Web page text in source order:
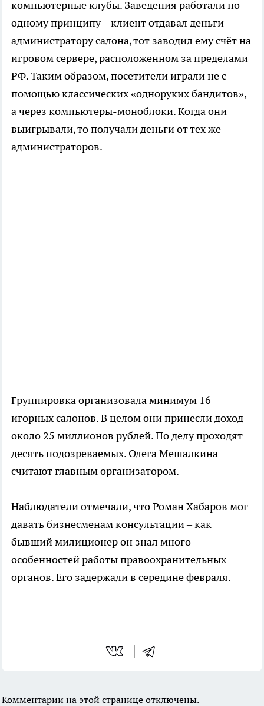
компьютерные клубы. Заведения работали по
одному принципу – клиент отдавал деньги
администратору салона, тот заводил ему счёт на
игровом сервере, расположенном за пределами
РФ. Таким образом, посетители играли не с
помощью классических «одноруких бандитов»,
а через компьютеры-моноблоки. Когда они
выигрывали, то получали деньги от тех же
администраторов.
Группировка организовала минимум 16
игорных салонов. В целом они принесли доход
около 25 миллионов рублей. По делу проходят
десять подозреваемых. Олега Мешалкина
считают главным организатором.
Наблюдатели отмечали, что Роман Хабаров мог
давать бизнесменам консультации – как
бывший милиционер он знал много
особенностей работы правоохранительных
органов. Его задержали в середине февраля.
Комментарии на этой странице отключены.